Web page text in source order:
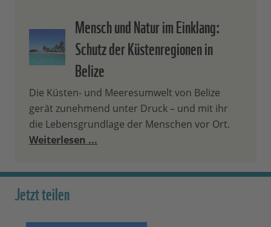
Mensch und Natur im Einklang:
Schutz der Küstenregionen in
Belize
Die Küsten- und Meeresumwelt von Belize
gerät zunehmend unter Druck – und mit ihr
die Lebensgrundlage der Menschen vor Ort.
Weiterlesen ...
Jetzt teilen